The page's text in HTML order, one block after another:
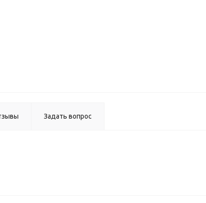
Задать вопрос